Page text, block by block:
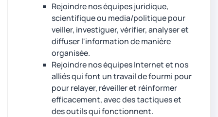
Rejoindre nos équipes juridique,
scientifique ou media/politique pour
veiller, investiguer, vérifier, analyser et
diffuser l'information de manière
organisée.
Rejoindre nos équipes Internet et nos
alliés qui font un travail de fourmi pour
pour relayer, réveiller et réinformer
efficacement, avec des tactiques et
des outils qui fonctionnent.